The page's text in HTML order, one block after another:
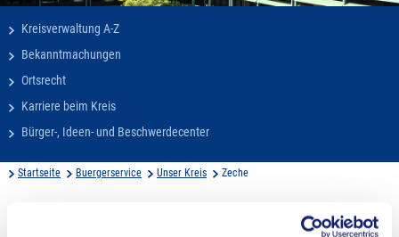
Kreisverwaltung A-Z
Bekanntmachungen
Ortsrecht
Karriere beim Kreis
Bürger-, Ideen- und Beschwerdecenter
Startseite Buergerservice Unser Kreis Zeche